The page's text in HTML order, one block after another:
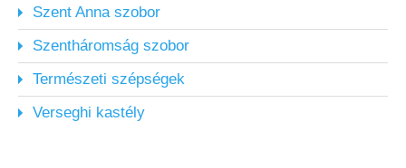
Szent Anna szobor
Szentháromság szobor
Természeti szépségek
Verseghi kastély